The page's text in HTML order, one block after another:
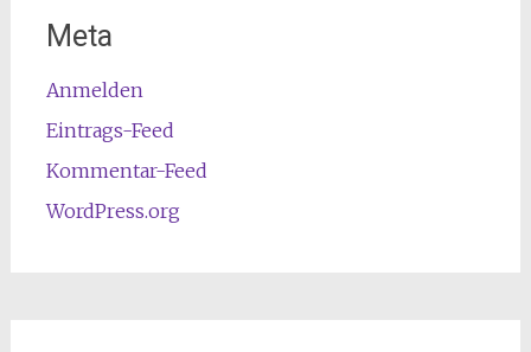
Meta
Anmelden
Eintrags-Feed
Kommentar-Feed
WordPress.org